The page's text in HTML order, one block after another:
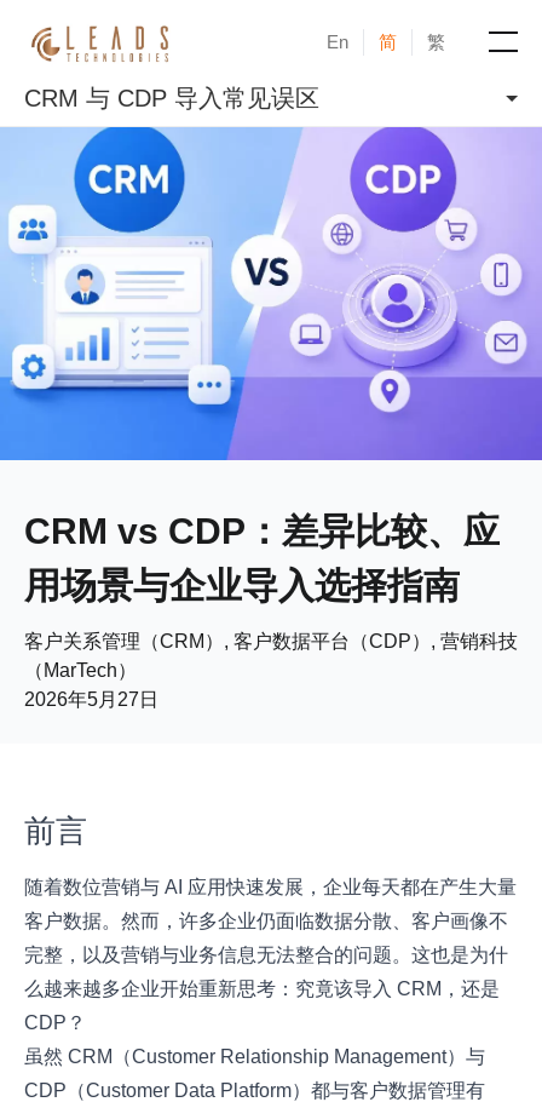
En 简 繁
服务
成功案例
新闻与活动
博客
CRM vs CDP：差异比较、应
用场景与企业导入选择指南
客户关系管理（CRM）, 客户数据平台（CDP）, 营销科技
（MarTech）
2026年5月27日
CRM 与 CDP 导入常见误区
前言
随着数位营销与 AI 应用快速发展，企业每天都在产生大量
客户数据。然而，许多企业仍面临数据分散、客户画像不
完整，以及营销与业务信息无法整合的问题。这也是为什
么越来越多企业开始重新思考：究竟该导入 CRM，还是
CDP？
虽然 CRM（Customer Relationship Management）与
CDP（Customer Data Platform）都与客户数据管理有